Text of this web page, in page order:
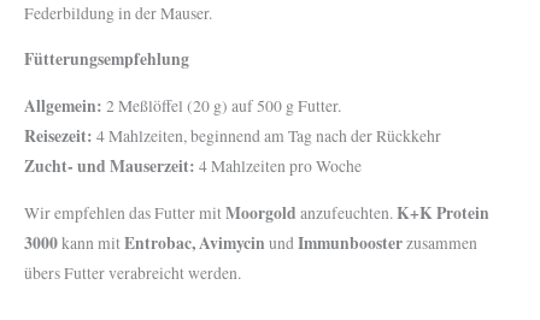
Federbildung in der Mauser.
Fütterungsempfehlung
Allgemein: 2 Meßlöffel (20 g) auf 500 g Futter.
Reisezeit: 4 Mahlzeiten, beginnend am Tag nach der Rückkehr
Zucht- und Mauserzeit: 4 Mahlzeiten pro Woche
Wir empfehlen das Futter mitMoorgold anzufeuchten.K+K Protein
3000kann mitEntrobac, Avimycin undImmunboosterzusammen
übers Futter verabreicht werden.